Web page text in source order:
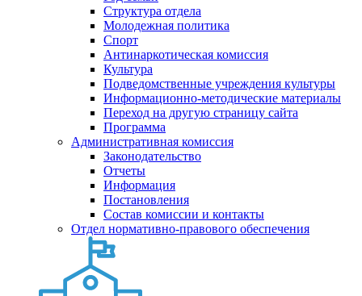
Структура отдела
Молодежная политика
Спорт
Антинаркотическая комиссия
Культура
Подведомственные учреждения культуры
Информационно-методические материалы
Переход на другую страницу сайта
Программа
Административная комиссия
Законодательство
Отчеты
Информация
Постановления
Состав комиссии и контакты
Отдел нормативно-правового обеспечения